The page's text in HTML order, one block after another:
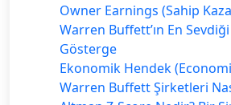
Owner Earnings (Sahip
Warren Buffett’ın En
Gösterge
Ekonomik Hendek
Warren Buffett Şirketleri